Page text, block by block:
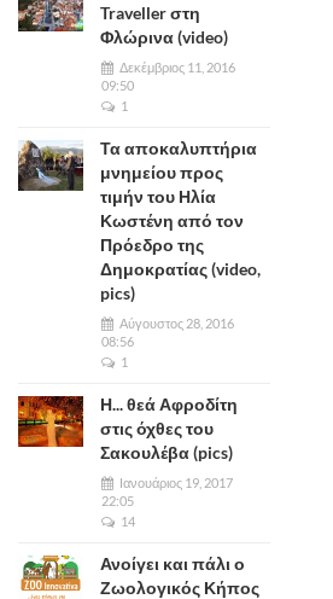
Traveller στη
Φλώρινα (video)
Δεκέμβριος 11, 2016
09:50
1
Τα αποκαλυπτήρια
μνημείου προς
τιμήν του Ηλία
Κωστένη από τον
Πρόεδρο της
Δημοκρατίας (video,
pics)
Αύγουστος 28, 2016
08:56
1
Η... θεά Αφροδίτη
στις όχθες του
Σακουλέβα (pics)
Ιανουάριος 19, 2017
22:05
14
Ανοίγει και πάλι ο
Ζωολογικός Κήπος